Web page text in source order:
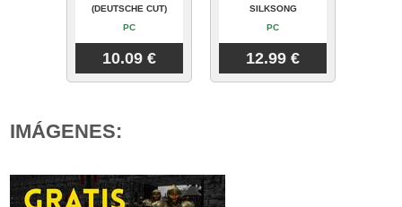
(DEUTSCHE CUT)
PC
10.09 €
SILKSONG
PC
12.99 €
IMÁGENES: